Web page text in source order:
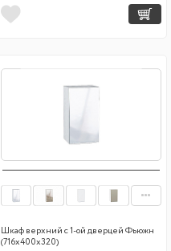
Шкаф верхний с 1-ой дверцей Фьюжн
(716х400х320)